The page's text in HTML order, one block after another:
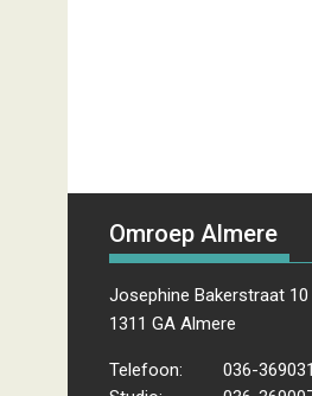
Omroep Almere
Josephine Bakerstraat 10
1311 GA Almere
Telefoon:
036-